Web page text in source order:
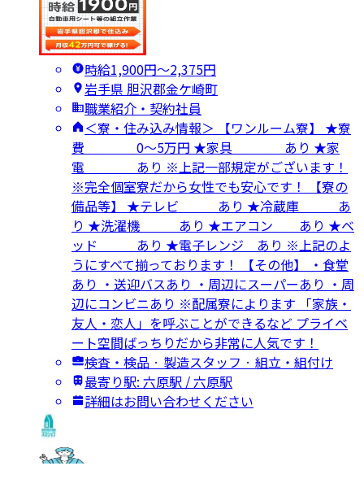
時給1,900円〜2,375円
岩手県 胆沢郡金ケ崎町
職業紹介・契約社員
＜寮・住み込み情報＞ 【ワンルーム寮】 ★寮
費 0～5万円 ★家具 あり ★家
電 あり ※上記一部規定がございます！
※完全個室寮だから女性でも安心です！ 【寮の
備品等】 ★テレビ あり ★冷蔵庫 あ
り ★洗濯機 あり ★エアコン あり ★ベ
ッド あり ★電子レンジ あり ※上記のよ
うにすべて揃っております！ 【その他】 ・食堂
あり ・送迎バスあり ・周辺にスーパーあり ・周
辺にコンビニあり ※配属寮によります 「家族・
友人・恋人」を呼ぶことができるなど プライベ
ート空間ばっちりだから非常に人気です！
検査・検品 · 製造スタッフ · 組立・組付け
最寄り駅: 六原駅 / 六原駅
詳細はお問い合わせください